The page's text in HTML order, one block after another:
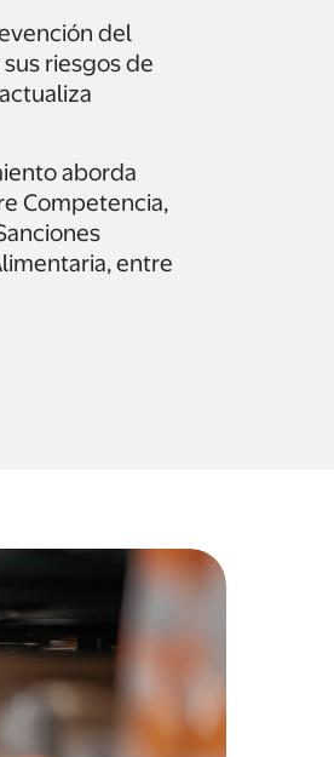
del
riesgos de
aborda
Competencia,
entre